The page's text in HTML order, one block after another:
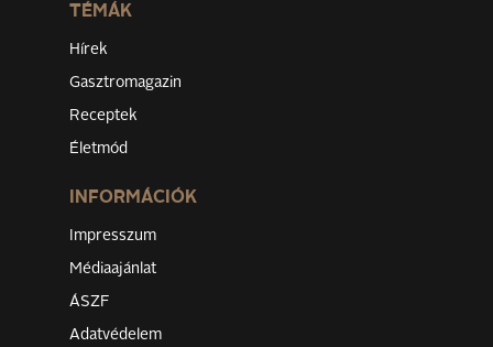
TÉMÁK
Hírek
Gasztromagazin
Receptek
Életmód
INFORMÁCIÓK
Impresszum
Médiaajánlat
ÁSZF
Adatvédelem